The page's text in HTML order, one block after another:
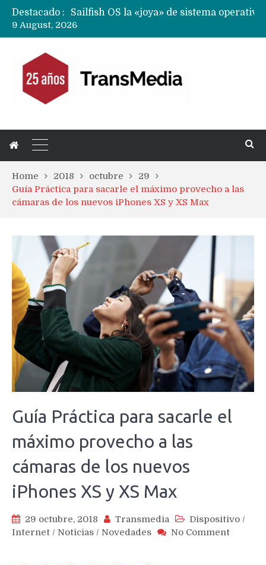
Destacado :
9 August, 2026
Home 2018 octubre
29
Guía Práctica para sacarle el máximo provecho a las
cámaras de los nuevos iPhones XS y XS Max
Guía Práctica para sacarle el
máximo provecho a las
cámaras de los nuevos
iPhones XS y XS Max
29 octubre, 2018 Transmedia Dispositivo /
Internet / Noticias / Novedades No Commenton